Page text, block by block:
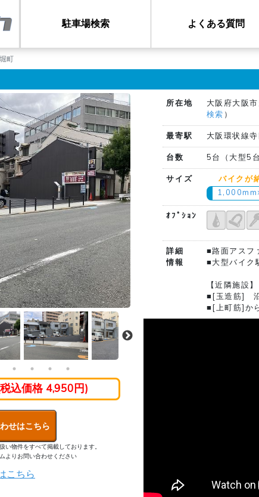
駐車場検索 よくある質問
町
込価格 4,950円)
せはこちら
物件をすべて掲載しております。
よりお問い合わせください
こちら
所在地 大阪府大阪
検索 ）
最寄駅
大阪環状線
台数
5台（大型5
サイズ
バイクが
ｵﾌﾟｼｮﾝ
詳細
情報
■路面アスフ
■大型バイク
【近隣施設】
■[玉造筋]
■[上町筋]か